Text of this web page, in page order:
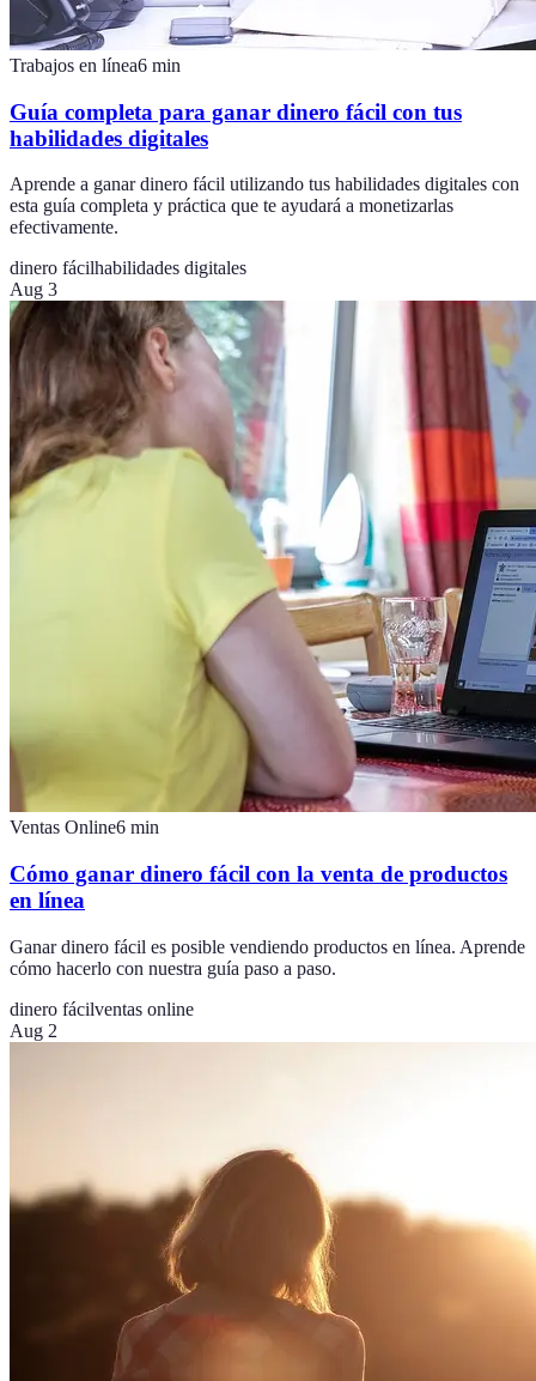
Trabajos en línea6 min
Guía completa para ganar dinero fácil con tus
habilidades digitales
Aprende a ganar dinero fácil utilizando tus habilidades digitales con
esta guía completa y práctica que te ayudará a monetizarlas
efectivamente.
dinero fácilhabilidades digitales
Aug 3
Ventas Online6 min
Cómo ganar dinero fácil con la venta de productos
en línea
Ganar dinero fácil es posible vendiendo productos en línea. Aprende
cómo hacerlo con nuestra guía paso a paso.
dinero fácilventas online
Aug 2